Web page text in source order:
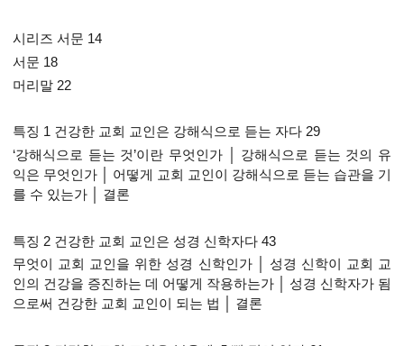
시리즈 서문 14
서문 18
머리말 22
특징 1 건강한 교회 교인은 강해식으로 듣는 자다 29
‘강해식으로 듣는 것’이란 무엇인가 │ 강해식으로 듣는 것의 유
익은 무엇인가 │ 어떻게 교회 교인이 강해식으로 듣는 습관을 기
를 수 있는가 │ 결론
특징 2 건강한 교회 교인은 성경 신학자다 43
무엇이 교회 교인을 위한 성경 신학인가 │ 성경 신학이 교회 교
인의 건강을 증진하는 데 어떻게 작용하는가 │ 성경 신학자가 됨
으로써 건강한 교회 교인이 되는 법 │ 결론